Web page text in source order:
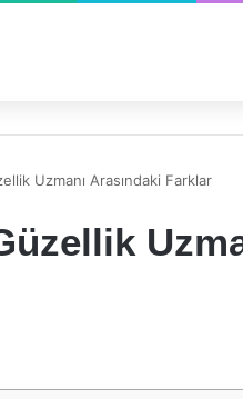
Uzmanı Arasındaki Farklar